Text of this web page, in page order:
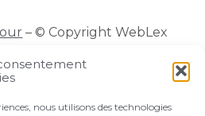
nous utilisons des technologies
– © Copyright WebLex